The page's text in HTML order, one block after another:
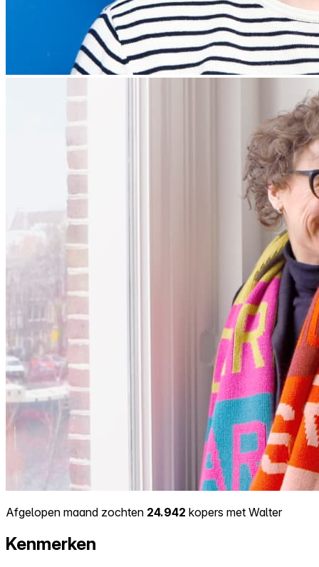
Afgelopen maand zochten 24.942 kopers met Walter
Kenmerken